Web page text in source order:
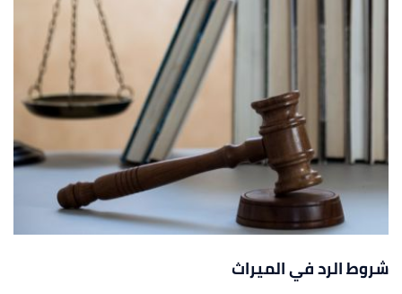
شروط الرد في الميراث